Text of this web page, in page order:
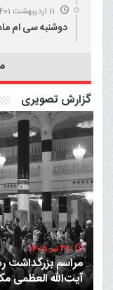
11 اردیبهشت 1401
دوشنبه سی ام
گزارش تصویری
27 تیر 1405
مراسم بزرگداشت
آیت‌الله العظمی